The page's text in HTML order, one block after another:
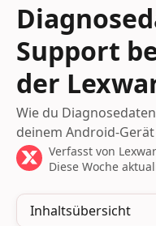
Support
der
Wie du
deinem Android-
Verfasst von
Diese Woche
Inhaltsübersicht